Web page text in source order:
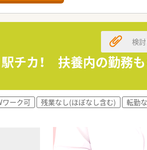
チカ！ 扶養内の勤務
検
ワーク可 残業なし(ほぼなし含む) 転勤